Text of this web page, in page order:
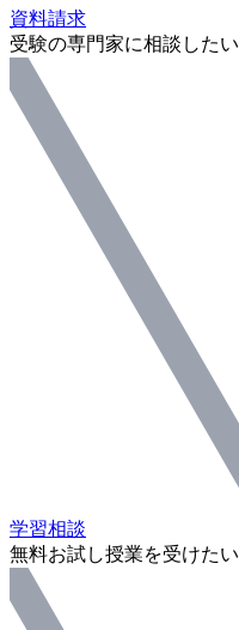
資料請求
受験の専門家に相談したい
学習相談
無料お試し授業を受けたい